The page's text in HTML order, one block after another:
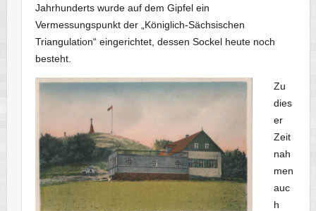
Jahrhunderts wurde auf dem Gipfel ein
Vermessungspunkt der „Königlich-Sächsischen
Triangulation“ eingerichtet, dessen Sockel heute noch
besteht.
Zu
dies
er
Zeit
nah
men
auc
h